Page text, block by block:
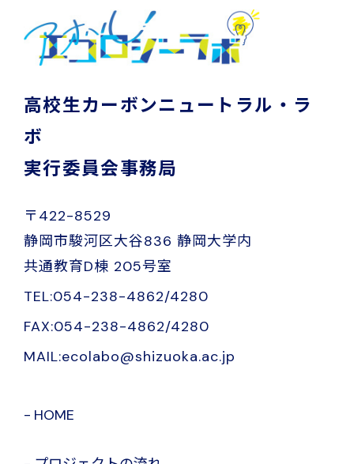
高校生カーボンニュートラル・ラ
ボ
実行委員会事務局
〒422-8529
静岡市駿河区大谷836 静岡大学内
共通教育D棟 205号室
TEL:054-238-4862/4280
FAX:054-238-4862/4280
MAIL:ecolabo@shizuoka.ac.jp
HOME